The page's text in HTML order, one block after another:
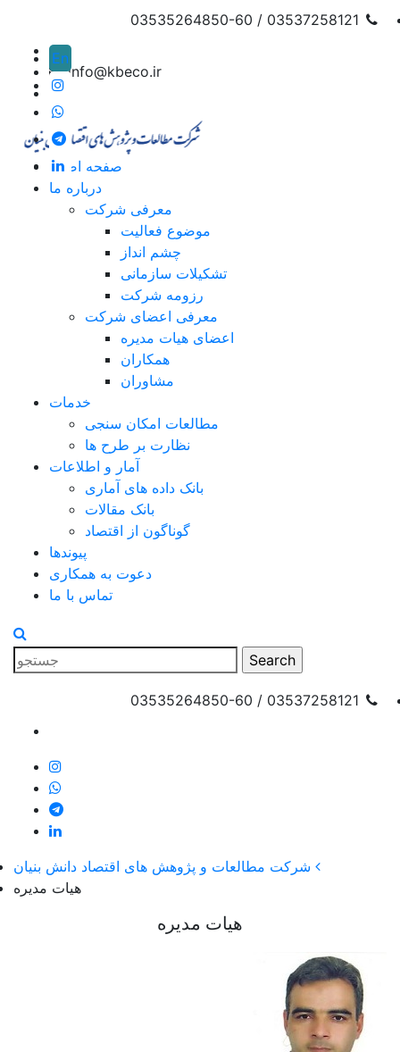
03537258121 / 03535264850-60
info@kbeco.ir
En
صفحه اصلی
درباره ما
معرفی شرکت
موضوع فعالیت
چشم انداز
تشکیلات سازمانی
رزومه شرکت
معرفی اعضای شرکت
اعضای هیات مدیره
همکاران
مشاوران
خدمات
مطالعات امکان سنجی
نظارت بر طرح ها
آمار و اطلاعات
بانک داده های آماری
بانک مقالات
گوناگون از اقتصاد
پیوندها
دعوت به همکاری
تماس با ما
03537258121 / 03535264850-60
هیات مدیره
هیات مدیره